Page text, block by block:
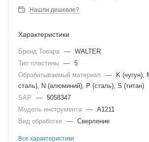
Нашли дешевле?
Характеристики
Бренд Товара — WALTER
Тип пластины — 5
Обрабатываемый материал
—
K
сталь), N (алюминий), P (сталь), S (титан)
SAP
— 5058347
Модель инструмента — A1211
Вид обработки — Сверление
Все характеристики